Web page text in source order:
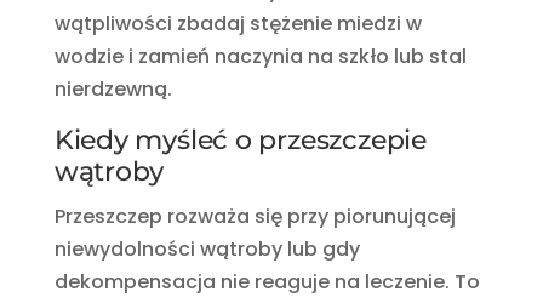
wątpliwości zbadaj stężenie miedzi w
wodzie i zamień naczynia na szkło lub stal
nierdzewną.
Kiedy myśleć o przeszczepie
wątroby
Przeszczep rozważa się przy piorunującej
niewydolności wątroby lub gdy
dekompensacja nie reaguje na leczenie. To